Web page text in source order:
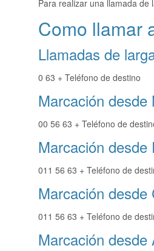
Para realizar una llamada de
Como llamar
Llamadas de
0 63 + Teléfono de destino
Marcación desde
00 56 63 + Teléfono de
Marcación desde
011 56 63 + Teléfono de
Marcación desde
011 56 63 + Teléfono de
Marcación desde